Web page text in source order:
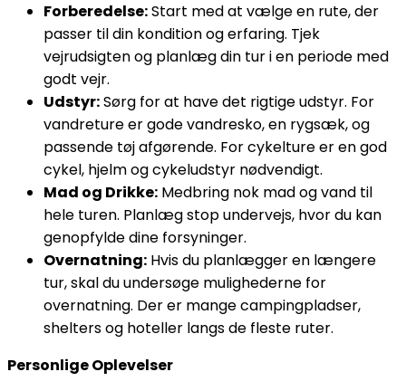
Forberedelse:Start med at vælge en rute, der
passer til din kondition og erfaring. Tjek
vejrudsigten og planlæg din tur i en periode med
godt vejr.
Udstyr:Sørg for at have det rigtige udstyr. For
vandreture er gode vandresko, en rygsæk, og
passende tøj afgørende. For cykelture er en god
cykel, hjelm og cykeludstyr nødvendigt.
Mad og Drikke: Medbring nok mad og vand til
hele turen. Planlæg stop undervejs, hvor du kan
genopfylde dine forsyninger.
Overnatning: Hvis du planlægger en længere
tur, skal du undersøge mulighederne for
overnatning. Der er mange campingpladser,
shelters og hoteller langs de fleste ruter.
Personlige Oplevelser